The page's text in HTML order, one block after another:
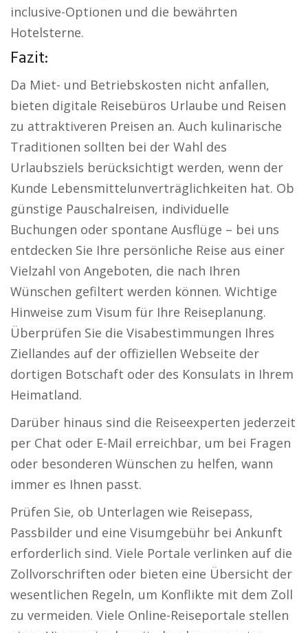
inclusive-Optionen und die bewährten
Hotelsterne.
Fazit:
Da Miet- und Betriebskosten nicht anfallen,
bieten digitale Reisebüros Urlaube und Reisen
zu attraktiveren Preisen an. Auch kulinarische
Traditionen sollten bei der Wahl des
Urlaubsziels berücksichtigt werden, wenn der
Kunde Lebensmittelunverträglichkeiten hat. Ob
günstige Pauschalreisen, individuelle
Buchungen oder spontane Ausflüge – bei uns
entdecken Sie Ihre persönliche Reise aus einer
Vielzahl von Angeboten, die nach Ihren
Wünschen gefiltert werden können. Wichtige
Hinweise zum Visum für Ihre Reiseplanung.
Überprüfen Sie die Visabestimmungen Ihres
Ziellandes auf der offiziellen Webseite der
dortigen Botschaft oder des Konsulats in Ihrem
Heimatland.
Darüber hinaus sind die Reiseexperten jederzeit
per Chat oder E-Mail erreichbar, um bei Fragen
oder besonderen Wünschen zu helfen, wann
immer es Ihnen passt.
Prüfen Sie, ob Unterlagen wie Reisepass,
Passbilder und eine Visumgebühr bei Ankunft
erforderlich sind. Viele Portale verlinken auf die
Zollvorschriften oder bieten eine Übersicht der
wesentlichen Regeln, um Konflikte mit dem Zoll
zu vermeiden. Viele Online-Reiseportale stellen